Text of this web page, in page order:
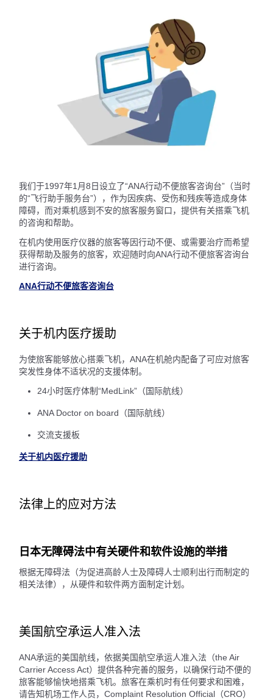
我们于1997年1月8日设立了“ANA行动不便旅客咨询台”（当时
的“飞行助手服务台”），作为因疾病、受伤和残疾等造成身体
障碍，而对乘机感到不安的旅客服务窗口，提供有关搭乘飞机
的咨询和帮助。
在机内使用医疗仪器的旅客等因行动不便、或需要治疗而希望
获得帮助及服务的旅客，欢迎随时向ANA行动不便旅客咨询台
进行咨询。
ANA行动不便旅客咨询台
关于机内医疗援助
为使旅客能够放心搭乘飞机，ANA在机舱内配备了可应对旅客
突发性身体不适状况的支援体制。
24小时医疗体制“MedLink”（国际航线）
ANA Doctor on board（国际航线）
交流支援板
关于机内医疗援助
法律上的应对方法
日本无障碍法中有关硬件和软件设施的举措
根据无障碍法（为促进高龄人士及障碍人士顺利出行而制定的
相关法律），从硬件和软件两方面制定计划。
美国航空承运人准入法
ANA承运的美国航线，依据美国航空承运人准入法（the Air
Carrier Access Act）提供各种完善的服务，以确保行动不便的
旅客能够愉快地搭乘飞机。旅客在乘机时有任何要求和困难，
请告知机场工作人员，Complaint Resolution Official（CRO）